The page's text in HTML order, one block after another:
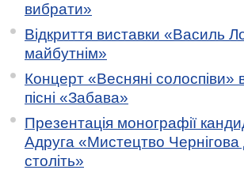
вибрати»
Відкриття виставки «Василь
майбутнім»
Концерт «Весняні солоспіви»
пісні «Забава»
Презентація монографії
Адруга «Мистецтво
століть»